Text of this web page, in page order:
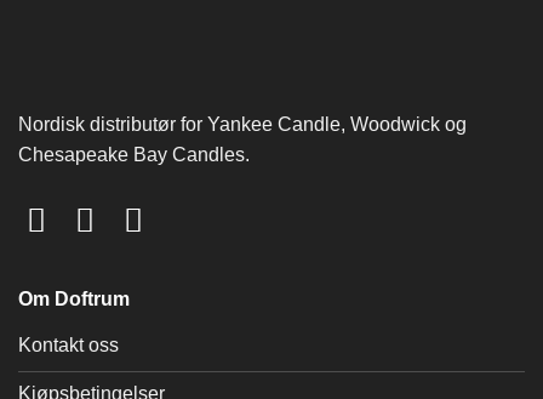
Nordisk distributør for Yankee Candle, Woodwick og
Chesapeake Bay Candles.
Om Doftrum
Kontakt oss
Kjøpsbetingelser